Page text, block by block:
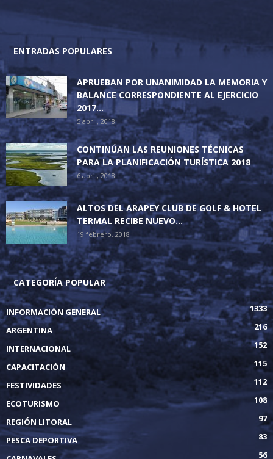
ENTRADAS POPULARES
APRUEBAN POR UNANIMIDAD LA MEMORIA Y
BALANCE CORRESPONDIENTE AL EJERCICIO
2017...
5 abril, 2018
CONTINÚAN LAS REUNIONES TÉCNICAS
PARA LA PLANIFICACIÓN TURÍSTICA 2018
6 abril, 2018
ALTOS DEL ARAPEY CLUB DE GOLF & HOTEL
TERMAL RECIBE NUEVO...
19 febrero, 2018
CATEGORÍA POPULAR
INFORMACIÓN GENERAL
1333
ARGENTINA
216
INTERNACIONAL
152
CAPACITACIÓN
115
FESTIVIDADES
112
ECOTURISMO
108
REGIÓN LITORAL
97
PESCA DEPORTIVA
83
56